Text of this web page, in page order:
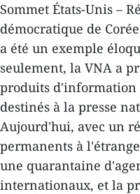
Sommet États-Unis –
démocratique de
a été un exemple
seulement, la VNA a
produits d'information
destinés à la presse
Aujourd'hui, avec un
permanents à
une quarantaine
internationaux, et la